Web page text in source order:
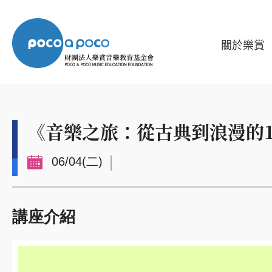
關於樂賞
《音樂之旅：從古典到浪漫
06/04(二)
講座介紹